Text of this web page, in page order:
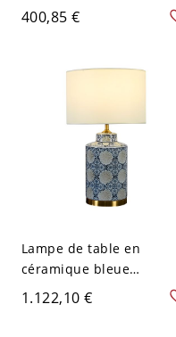
avec abat-jour beige et
110 V-120 V 59,69 cm
400,85 €
Lampe de table en
céramique bleue
moderne avec abat-jour
en tissu géométrique -
1.122,10 €